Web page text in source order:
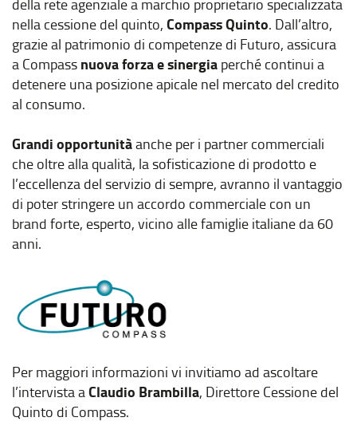
della rete agenziale a marchio proprietario specializzata
nella cessione del quinto, Compass Quinto. Dall’altro,
grazie al patrimonio di competenze di Futuro, assicura
a Compass nuova forza e sinergia perché continui a
detenere una posizione apicale nel mercato del credito
al consumo.
Grandi opportunitàanche per i partner commerciali
che oltre alla qualità, la sofisticazione di prodotto e
l’eccellenza del servizio di sempre, avranno il vantaggio
di poter stringere un accordo commerciale con un
brand forte, esperto, vicino alle famiglie italiane da 60
anni.
Per maggiori informazioni vi invitiamo ad ascoltare
l’intervista aClaudio Brambilla, Direttore Cessione del
Quinto di Compass.